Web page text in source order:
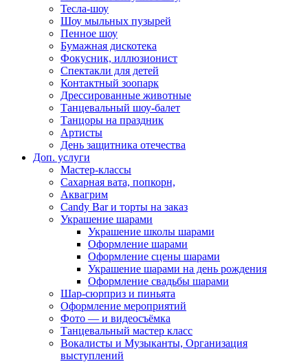
Тесла-шоу
Шоу мыльных пузырей
Пенное шоу
Бумажная дискотека
Фокусник, иллюзионист
Спектакли для детей
Контактный зоопарк
Дрессированные животные
Танцевальный шоу-балет
Танцоры на праздник
Артисты
День защитника отечества
Доп. услуги
Мастер-классы
Сахарная вата, попкорн,
Аквагрим
Candy Bar и торты на заказ
Украшение шарами
Украшение школы шарами
Оформление шарами
Оформление сцены шарами
Украшение шарами на день рождения
Оформление свадьбы шарами
Шар-сюрприз и пиньята
Оформление мероприятий
Фото — и видеосъёмка
Танцевальный мастер класс
Вокалисты и Музыканты, Организация
выступлений